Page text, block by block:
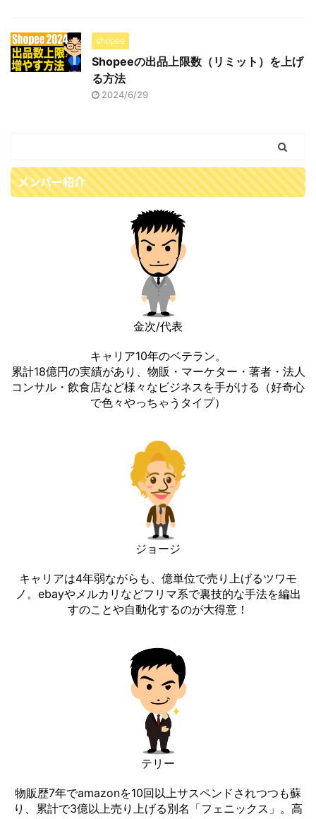
shopee
Shopeeの出品上限数（リミット）を上げ
る方法
2024/6/29
メンバー紹介
金次/代表
キャリア10年のベテラン。
累計18億円の実績があり、物販・マーケター・著者・法人
コンサル・飲食店など様々なビジネスを手がける（好奇心
で色々やっちゃうタイプ）
ジョージ
キャリアは4年弱ながらも、億単位で売り上げるツワモ
ノ。ebayやメルカリなどフリマ系で裏技的な手法を編出
すのことや自動化するのが大得意！
テリー
物販歴7年でamazonを10回以上サスペンドされつつも蘇
り、累計で3億以上売り上げる別名「フェニックス」。高